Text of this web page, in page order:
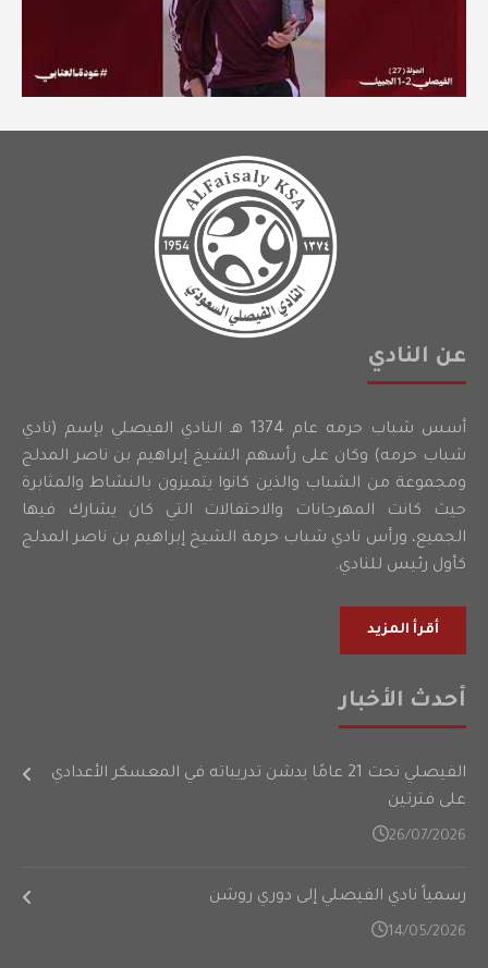
عن النادي
أسس شباب حرمه عام 1374 هـ النادي الفيصلي بإسم (نادي
شباب حرمه) وكان على رأسهم الشيخ إبراهيم بن ناصر المدلج
ومجموعة من الشباب والذين كانوا يتميزون بالنشاط والمثابرة
حيث كانت المهرجانات والاحتفالات التي كان يشارك فيها
الجميع، ورأس نادي شباب حرمة الشيخ إبراهيم بن ناصر المدلج
كأول رئيس للنادي.
أقرأ المزيد
أحدث الأخبار
الفيصلي تحت 21 عامًا يدشن تدريباته في المعسكر الأعدادي
على فترتين
26/07/2026
رسمياً نادي الفيصلي إلى دوري روشن
14/05/2026